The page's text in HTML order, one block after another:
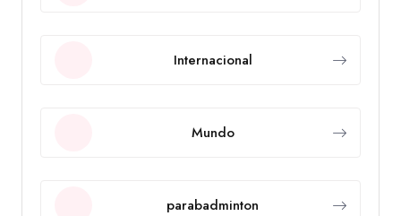
Internacional
Mundo
parabadminton